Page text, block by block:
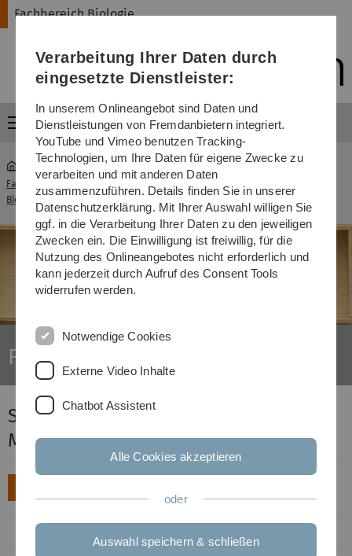
Direkt
Direkt
Direkt
(Sprache,
Drucken,
Media)
Direkt
Direkt
Fachbereich Biologie
Menü
Fachbereich
Biologie
...
FAQs zur Masterarbeit
Studiengangspezifische FAQs zur
Masterarbeit
Verarbeitung Ihrer Daten durch
eingesetzte Dienstleister:
In unserem Onlineangebot sind Daten und
Dienstleistungen von Fremdanbietern integriert.
YouTube und Vimeo benutzen Tracking-
Technologien, um Ihre Daten für eigene Zwecke zu
verarbeiten und mit anderen Daten
zusammenzuführen. Details finden Sie in unserer
Datenschutzerklärung. Mit Ihrer Auswahl willigen Sie
ggf. in die Verarbeitung Ihrer Daten zu den jeweiligen
Zwecken ein. Die Einwilligung ist freiwillig, für die
Nutzung des Onlineangebotes nicht erforderlich und
kann jederzeit durch Aufruf des Consent Tools
widerrufen werden.
Notwendige Cookies
Externe Video Inhalte
Chatbot Assistent
Alle Cookies akzeptieren
oder
Auswahl speichern & schließen